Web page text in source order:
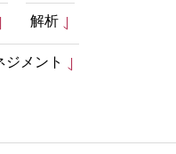
解析
ジメント